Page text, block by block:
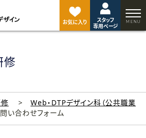
お気に入り
スタッフ
専用ページ
修
Web・DTPデザイン科（公共職業
い合わせフォーム